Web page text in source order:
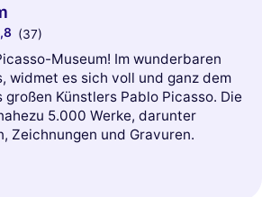
(37)
Museum! Im wunderbaren
widmet es sich voll und ganz dem
großen Künstlers Pablo Picasso. Die
5.000 Werke, darunter
Zeichnungen und Gravuren.